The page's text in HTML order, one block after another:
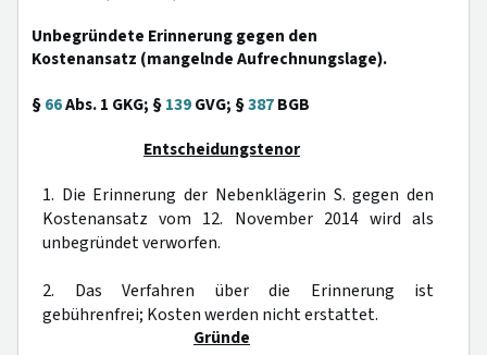
Unbegründete Erinnerung gegen den
Kostenansatz (mangelnde Aufrechnungslage).
§66Abs. 1 GKG; §139GVG; §387BGB
Entscheidungstenor
1. Die Erinnerung der Nebenklägerin S. gegen den
Kostenansatz vom 12. November 2014 wird als
unbegründet verworfen.
2. Das Verfahren über die Erinnerung ist
gebührenfrei; Kosten werden nicht erstattet.
Gründe